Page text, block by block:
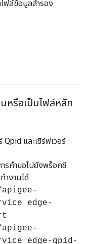
ฟล์ข้อมูลสำรอง
หรือเป็นไฟล์หลัก
Qpid และเซิร์ฟเวอร์
รคำขอไปยังพร็อกซี
ำงานได้
edge-
edge-qpid-